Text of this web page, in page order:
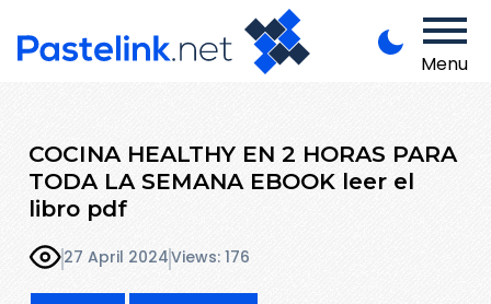
Menu
COCINA HEALTHY EN 2 HORAS PARA
TODA LA SEMANA EBOOK leer el
libro pdf
27 April 2024Views: 176